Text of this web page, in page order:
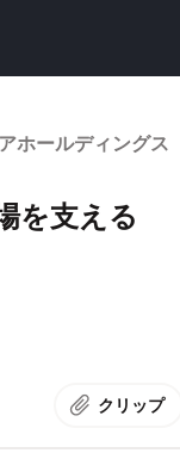
ホールディングス
を支える
クリップ